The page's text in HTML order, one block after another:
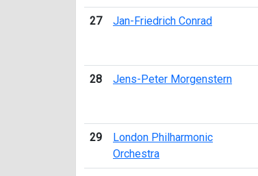
27 Jan-Friedrich Conrad
28 Jens-Peter Morgenstern
29
London Philharmonic
Orchestra